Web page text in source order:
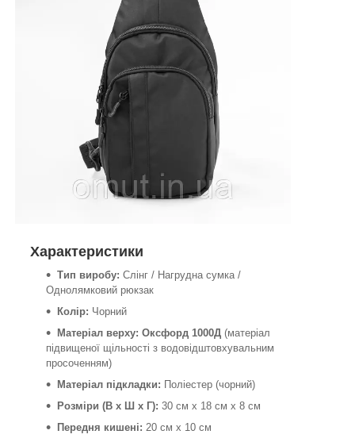
Характеристики
Тип виробу: Слінг / Нагрудна сумка /
Однолямковий рюкзак
Колір: Чорний
Матеріал верху: Оксфорд 1000Д (матеріал
підвищеної щільності з водовідштовхувальним
просоченням)
Матеріал підкладки: Поліестер (чорний)
Розміри (В х Ш х Г): 30 см х 18 см х 8 см
Передня кишені: 20 см х 10 см